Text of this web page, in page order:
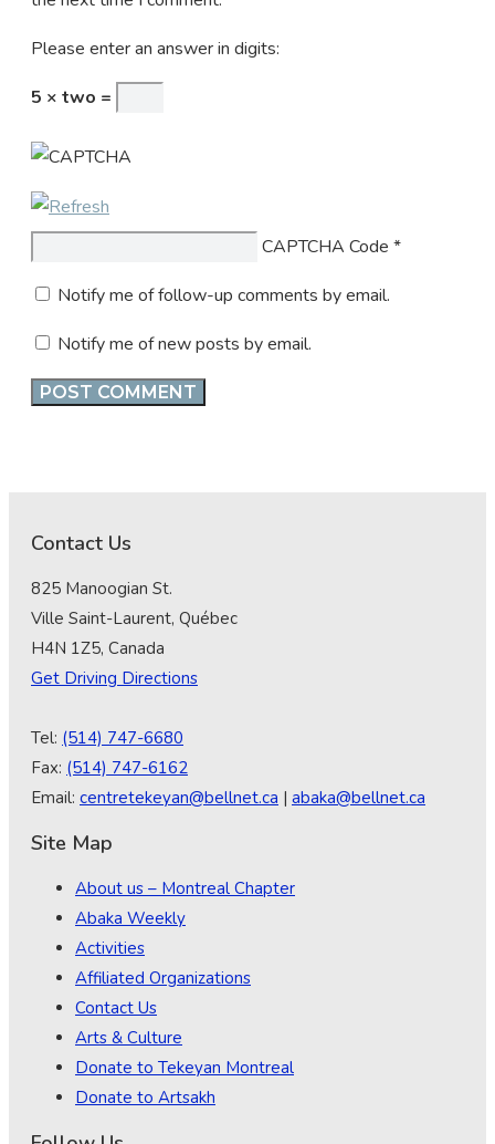
Please enter an answer in digits:
5 × two =
CAPTCHA Code *
Notify me of follow-up comments by email.
Notify me of new posts by email.
Contact Us
825 Manoogian St.
Ville Saint-Laurent, Québec
H4N 1Z5, Canada
Get Driving Directions
Tel: (514) 747-6680
Fax: (514) 747-6162
Email: centretekeyan@bellnet.ca | abaka@bellnet.ca
Site Map
About us – Montreal Chapter
Abaka Weekly
Activities
Affiliated Organizations
Contact Us
Arts & Culture
Donate to Tekeyan Montreal
Donate to Artsakh